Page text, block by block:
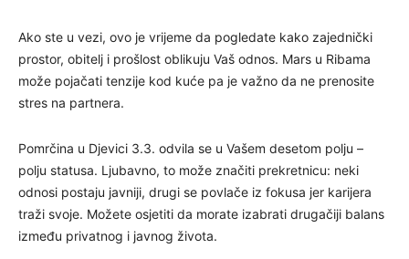
Ako ste u vezi, ovo je vrijeme da pogledate kako zajednički
prostor, obitelj i prošlost oblikuju Vaš odnos. Mars u Ribama
može pojačati tenzije kod kuće pa je važno da ne prenosite
stres na partnera.
Pomrčina u Djevici 3.3. odvila se u Vašem desetom polju –
polju statusa. Ljubavno, to može značiti prekretnicu: neki
odnosi postaju javniji, drugi se povlače iz fokusa jer karijera
traži svoje. Možete osjetiti da morate izabrati drugačiji balans
između privatnog i javnog života.